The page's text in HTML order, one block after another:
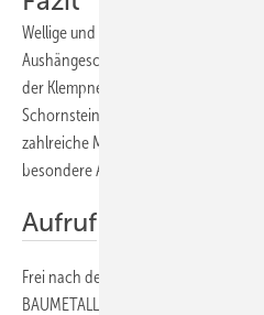
Wellige und verspannte
Aushängeschilder und erst recht nicht
der Klempner kann. Die hier
Schornsteinverwahrung verdeutlicht,
zahlreiche Möglichkeiten gibt, selbst
besondere Art und Weise
Aufruf
Frei nach dem Motto „Aus Blech kann
BAUMETALL verschiedene